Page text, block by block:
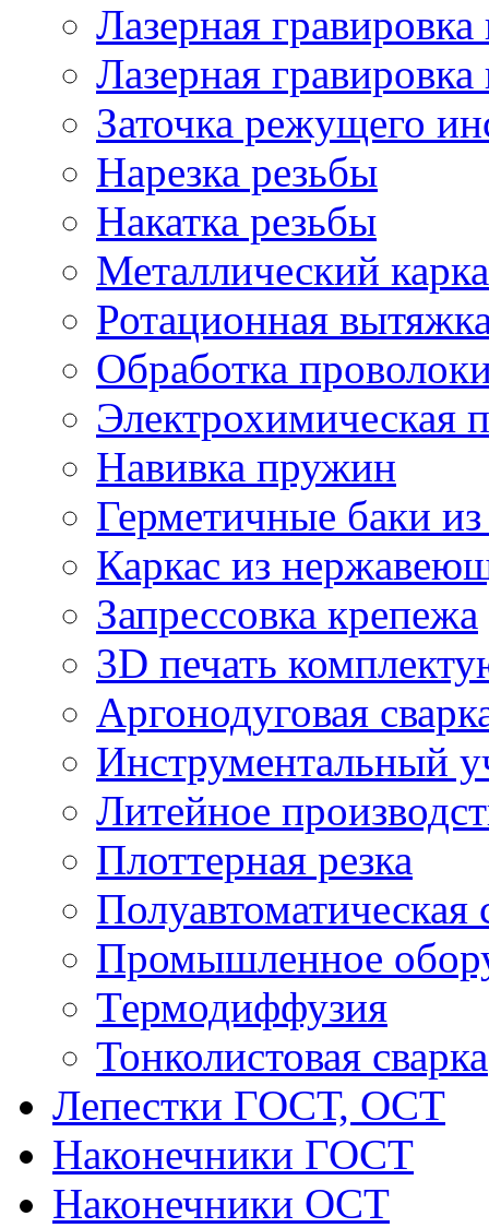
Лазерная гравировка
Лазерная
Заточка режущего
Нарезка резьбы
Накатка резьбы
Металлический
Ротационная
Обработка
Электрохимическая
Навивка пружин
Герметичные баки
Каркас из
Запрессовка крепежа
3D печать
Аргонодуговая
Инструментальный
Литейное
Плоттерная резка
Полуавтоматическая
Промышленное
Термодиффузия
Тонколистовая сварка
Лепестки ГОСТ, ОСТ
Наконечники ГОСТ
Наконечники ОСТ